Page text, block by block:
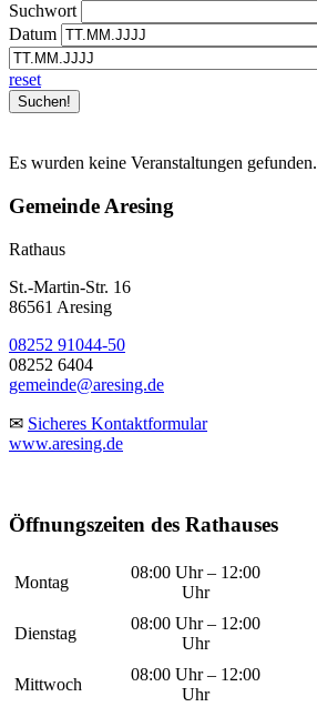
Suchwort
Datum
reset
Es wurden keine Veranstaltungen gefunden.
Gemeinde Aresing
Rathaus
St.-Martin-Str. 16
86561 Aresing
08252 91044-50
08252 6404
gemeinde@aresing.de
✉ Sicheres Kontaktformular
www.aresing.de
Öffnungszeiten des Rathauses
Montag
08:00 Uhr – 12:00
Uhr
Dienstag
08:00 Uhr – 12:00
Uhr
Mittwoch
08:00 Uhr – 12:00
Uhr